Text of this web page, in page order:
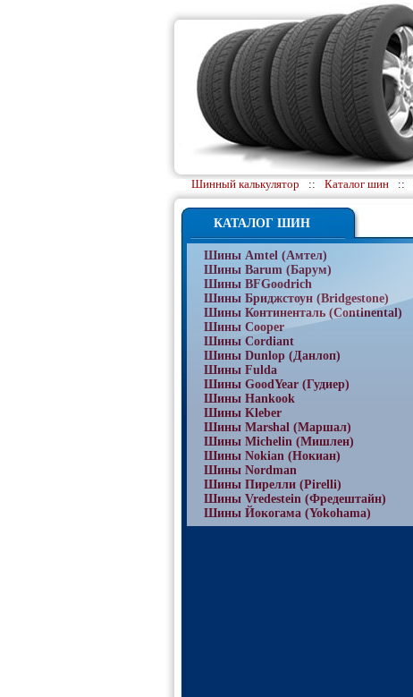
Шинный калькулятор :: Каталог шин ::
КАТАЛОГ ШИН
Шины Amtel (Амтел)
Шины Barum (Барум)
Шины BFGoodrich
Шины Бриджстоун (Bridgestone)
Шины Континенталь (Continental)
Шины Cooper
Шины Cordiant
Шины Dunlop (Данлоп)
Шины Fulda
Шины GoodYear (Гудиер)
Шины Hankook
Шины Kleber
Шины Marshal (Маршал)
Шины Michelin (Мишлен)
Шины Nokian (Нокиан)
Шины Nordman
Шины Пирелли (Pirelli)
Шины Vredestein (Фредештайн)
Шины Йокогама (Yokohama)